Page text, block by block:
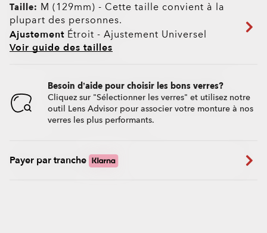
Taille: M (129mm) - Cette taille convient à la
plupart des personnes.
Ajustement Étroit - Ajustement Universel
Voir guide des tailles
Besoin d’aide pour choisir les bons verres?
Cliquez sur "Sélectionner les verres" et utilisez notre
outil Lens Advisor pour associer votre monture à nos
verres les plus performants.
Payer par tranche